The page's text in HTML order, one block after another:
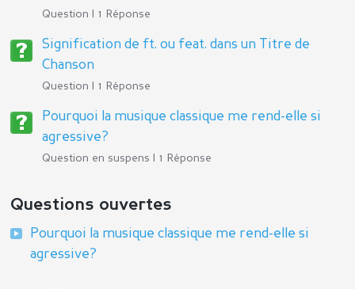
Question | 1 Réponse
Signification de ft. ou feat. dans un Titre de
Chanson
Question | 1 Réponse
Pourquoi la musique classique me rend-elle si
agressive?
Question en suspens | 1 Réponse
Questions ouvertes
Pourquoi la musique classique me rend-elle si
agressive?